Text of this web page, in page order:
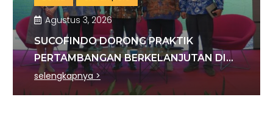
Agustus 3, 2026
SUCOFINDO DORONG PRAKTIK
PERTAMBANGAN BERKELANJUTAN DI
SEKTOR BATU BARA
selengkapnya >